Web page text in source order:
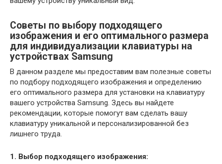
Советы по выбору подходящего
изображения и его оптимального размера
для индивидуализации клавиатуры на
устройствах Samsung
В данном разделе мы предоставим вам полезные советы
по подбору подходящего изображения и определению
его оптимального размера для установки на клавиатуру
вашего устройства Samsung. Здесь вы найдете
рекомендации, которые помогут вам сделать вашу
клавиатуру уникальной и персонализированной без
лишнего труда.
1. Выбор подходящего изображения: